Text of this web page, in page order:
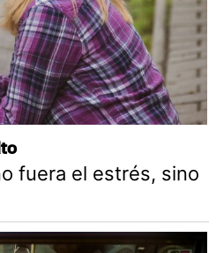
fuera el estrés, sino